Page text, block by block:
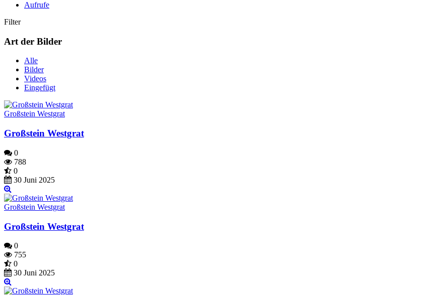
Aufrufe
Filter
Art der Bilder
Alle
Bilder
Videos
Eingefügt
Großstein Westgrat
Großstein Westgrat
0
788
0
30 Juni 2025
Großstein Westgrat
Großstein Westgrat
0
755
0
30 Juni 2025